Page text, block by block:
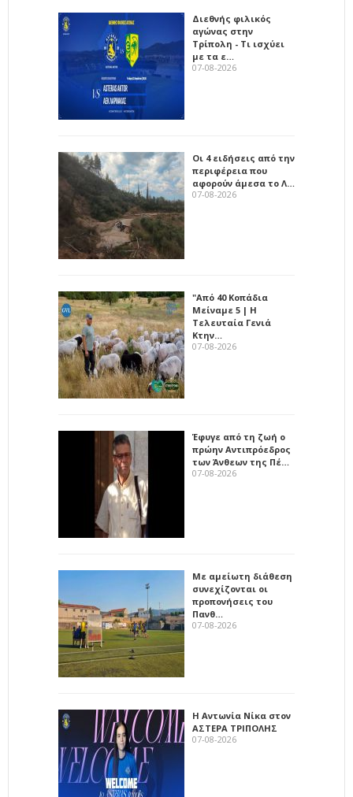
Διεθνής φιλικός
αγώνας στην
Τρίπολη - Τι ισχύει
με τα ε…
07-08-2026
Οι 4 ειδήσεις από την
περιφέρεια που
αφορούν άμεσα το Λ…
07-08-2026
"Από 40 Κοπάδια
Μείναμε 5 | Η
Τελευταία Γενιά
Κτην…
07-08-2026
Έφυγε από τη ζωή ο
πρώην Αντιπρόεδρος
των Άνθεων της Πέ…
07-08-2026
Με αμείωτη διάθεση
συνεχίζονται οι
προπονήσεις του
Πανθ…
07-08-2026
Η Αντωνία Νίκα στον
ΑΣΤΕΡΑ ΤΡΙΠΟΛΗΣ
07-08-2026